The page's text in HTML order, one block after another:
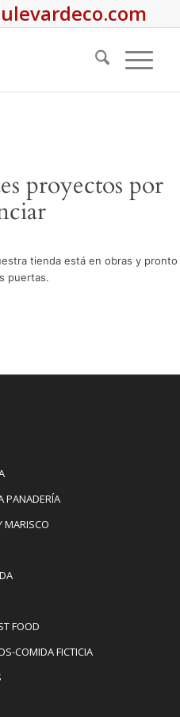
proyectos por
tienda está en obras y pronto
puertas.
PANADERÍA
MARISCO
FOOD
COMIDA FICTICIA